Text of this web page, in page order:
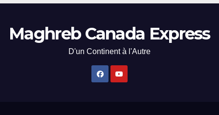
Maghreb Canada Express
D'un Continent à l'Autre